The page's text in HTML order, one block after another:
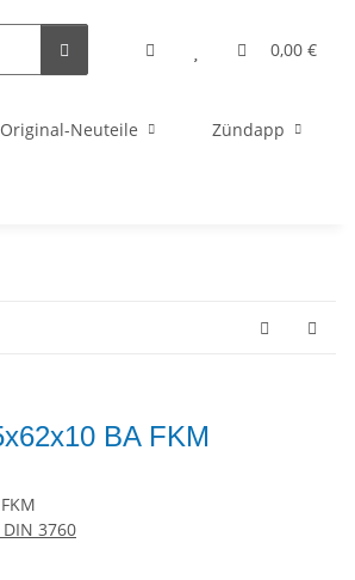
0,00 €
Original-Neuteile Zündapp
BA FKM
3760